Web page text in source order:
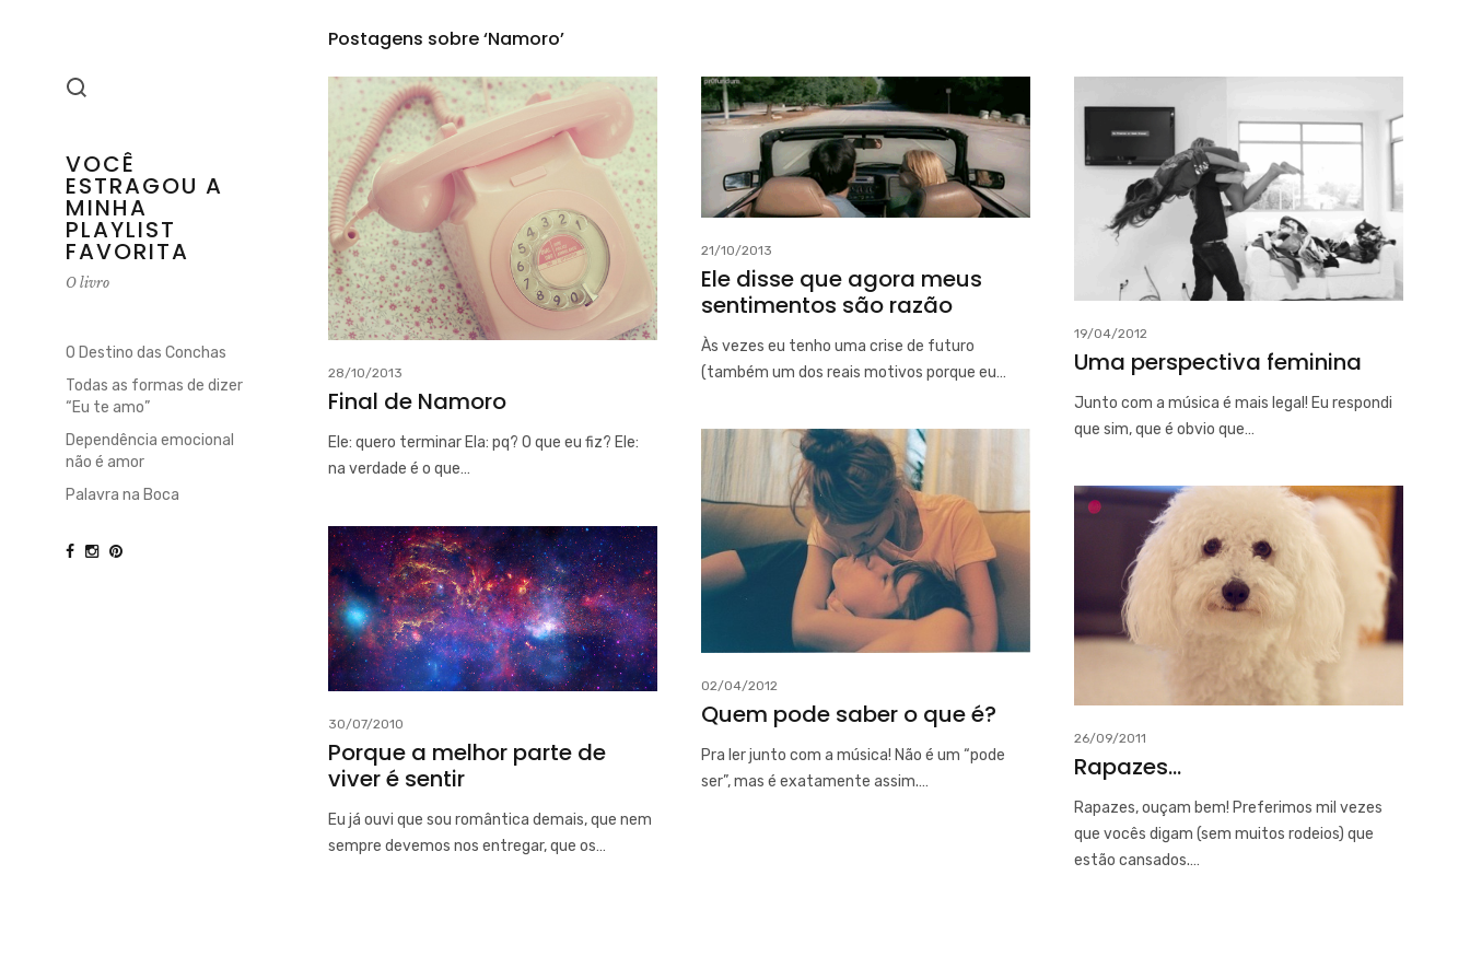
VOCÊ
ESTRAGOU A
MINHA
PLAYLIST
FAVORITA
O livro
O Destino das Conchas
Todas as formas de dizer
“Eu te amo”
Dependência emocional
não é amor
Palavra na Boca
Postagens sobre ‘Namoro’
28/10/2013
Final de Namoro
Ele: quero terminar Ela: pq? O que eu fiz? Ele:
na verdade é o que…
21/10/2013
Ele disse que agora meus
sentimentos são razão
Às vezes eu tenho uma crise de futuro
(também um dos reais motivos porque eu…
19/04/2012
Uma perspectiva feminina
Junto com a música é mais legal! Eu respondi
que sim, que é obvio que…
02/04/2012
Quem pode saber o que é?
Pra ler junto com a música! Não é um “pode
ser”, mas é exatamente assim.…
26/09/2011
Rapazes…
Rapazes, ouçam bem! Preferimos mil vezes
que vocês digam (sem muitos rodeios) que
estão cansados.…
30/07/2010
Porque a melhor parte de
viver é sentir
Eu já ouvi que sou romântica demais, que nem
sempre devemos nos entregar, que os…